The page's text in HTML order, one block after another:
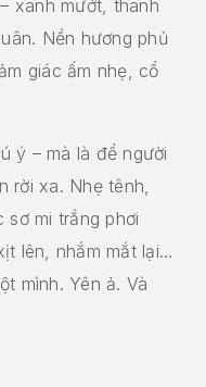
xanh mướt, thanh
Nền hương phủ
giác ấm nhẹ, cổ
ý – mà là để người
rời xa. Nhẹ tênh,
sơ mi trắng phơi
lên, nhắm mắt lại…
mình. Yên ả. Và